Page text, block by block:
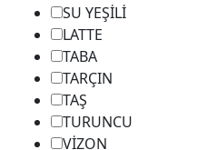
SU YEŞİLİ
LATTE
TABA
TARÇIN
TAŞ
TURUNCU
VİZON